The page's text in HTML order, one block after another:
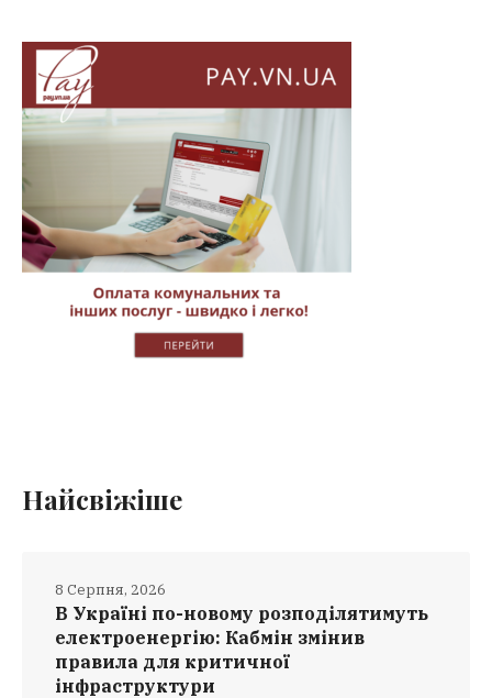
Найсвіжіше
В Україні по-новому розподілятимуть
електроенергію: Кабмін змінив
правила для критичної
інфраструктури
8 Серпня, 2026